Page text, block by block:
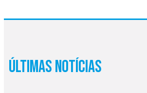
Últimas Notícias